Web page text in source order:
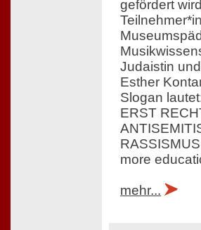
gefördert
Judaistin
Esther
Slogan
ERST
more
mehr...